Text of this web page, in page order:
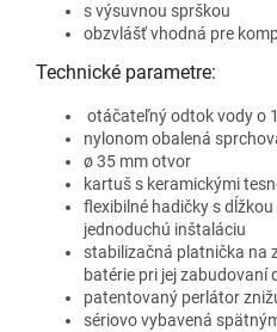
s výsuvnou sprškou
obzvlášť vhodná pre
Technické parametre:
otáčateľný odtok vody o
nylonom obalená
ø 35 mm otvor
kartuš s keramickými
flexibilné hadičky s dĺžkou
jednoduchú inštaláciu
stabilizačná platnička na
batérie pri jej zabudovaní
patentovaný perlátor
sériovo vybavená